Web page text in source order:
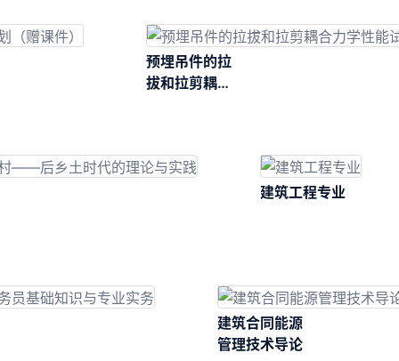
预埋吊件的拉
拔和拉剪耦合
建筑工程专业
建筑合同能源
管理技术导论